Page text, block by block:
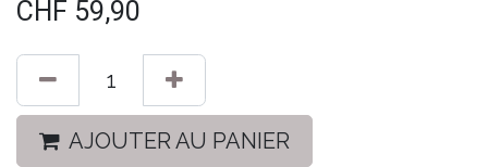
CHF 59,90
AJOUTER AU PANIER